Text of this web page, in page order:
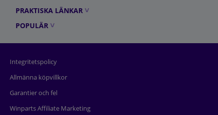
PRAKTISKA LÄNKAR
POPULÄR
Integritetspolicy
Allmänna köpvillkor
Garantier och fel
Winparts Affiliate Marketing